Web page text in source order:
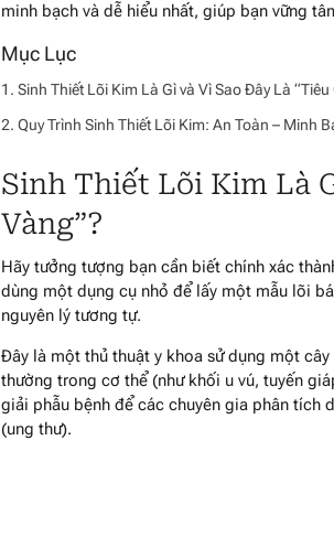
minh bạch và dễ hiểu nhất, giúp bạn vững
Sinh Thiết Lõi Kim Là Gì và Vì Sao Đây Là
Quy Trình Sinh Thiết Lõi Kim: An Toàn – Minh
Sinh Thiết Lõi Kim Là
Vàng”?
Hãy tưởng tượng bạn cần biết chính xác
dùng một dụng cụ nhỏ để lấy một mẫu lõi
nguyên lý tương tự.
Đây là một thủ thuật y khoa sử dụng một
thường trong cơ thể (như khối u vú, tuyến
giải phẫu bệnh để các chuyên gia phân tích
(ung thư).